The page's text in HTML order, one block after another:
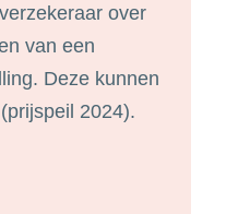
over
van een
Deze kunnen
2024).